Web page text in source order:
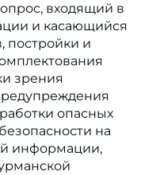
входящий в
и касающийся
постройки и
зрения
опасных
на
информации,